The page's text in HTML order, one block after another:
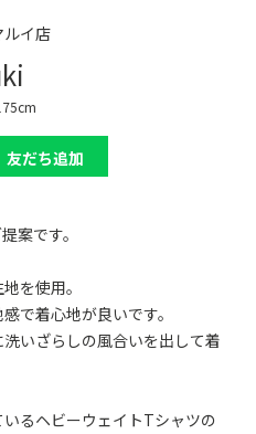
イ店
友だち追加
案です。
を使用。
で着心地が良いです。
いざらしの風合いを出して着
るヘビーウェイトTシャツの